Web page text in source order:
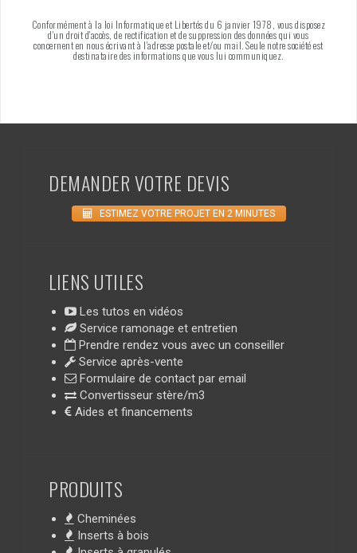
Conformément à la loi Informatique et Libertés du 6 janvier 1978, vous disposez
d'un droit d'accès, de rectification et de suppression des données qui vous
concernent en nous écrivant à l'adresse postale et/ou mail. Seule notre société est
destinataire des informations que vous lui communiquez.
DEMANDER VOTRE DEVIS
ESTIMEZ VOTRE PROJET EN 2 MINUTES
LIENS UTILES
Les tutos en vidéos
Service ramonage et entretien
Prendre rendez vous avec un conseiller
Service après-vente
Formulaire de contact par email
Convertisseur stère/m3
Aides et financements
PRODUITS
Cheminées
Inserts à bois